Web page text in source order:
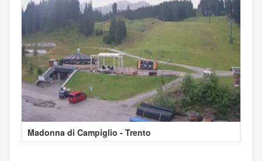
Madonna di Campiglio - Trento